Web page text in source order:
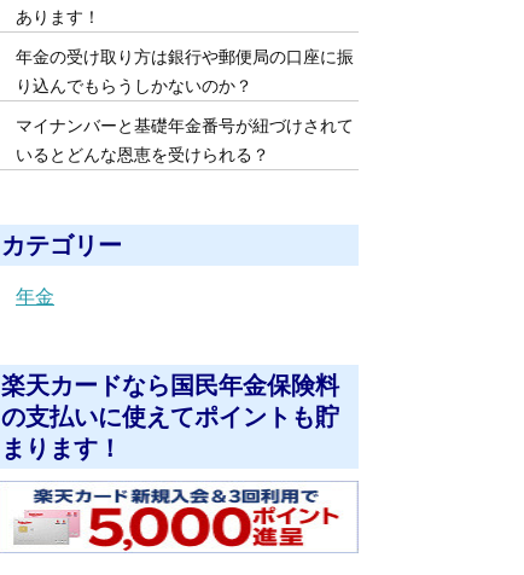
あります！
年金の受け取り方は銀行や郵便局の口座に振
り込んでもらうしかないのか？
マイナンバーと基礎年金番号が紐づけされて
いるとどんな恩恵を受けられる？
カテゴリー
年金
楽天カードなら国民年金保険料
の支払いに使えてポイントも貯
まります！